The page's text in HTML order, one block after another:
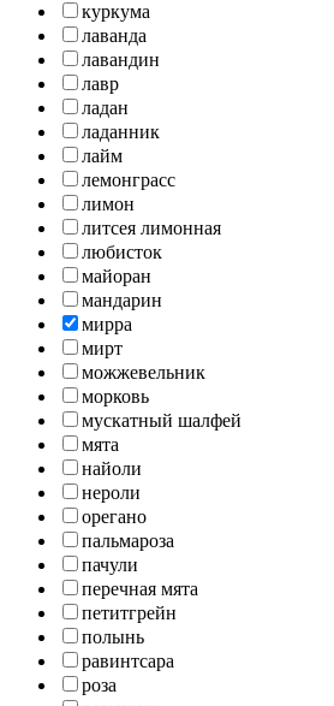
куркума
лаванда
лавандин
лавр
ладан
ладанник
лайм
лемонграсс
лимон
литсея лимонная
любисток
майоран
мандарин
мирра
мирт
можжевельник
морковь
мускатный шалфей
мята
найоли
нероли
орегано
пальмароза
пачули
перечная мята
петитгрейн
полынь
равинтсара
роза